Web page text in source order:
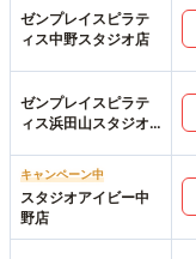
ゼンプレイスピラテ
ィス中野スタジオ店
ゼンプレイスピラテ
ィス浜田山スタジオ
キャンペーン中
スタジオアイビー中
野店